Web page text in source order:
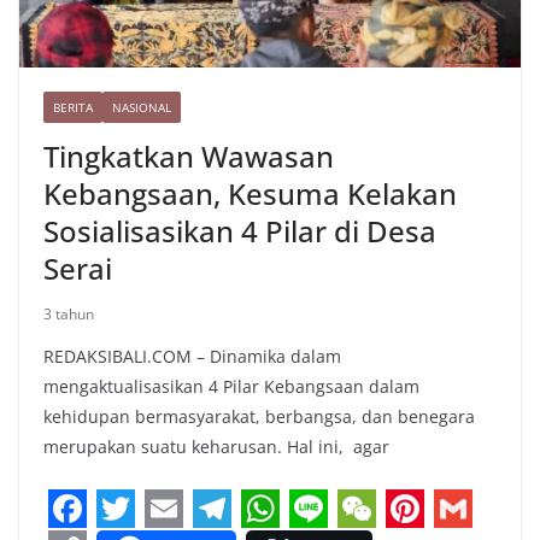
BERITA NASIONAL
Tingkatkan Wawasan
Kebangsaan, Kesuma Kelakan
Sosialisasikan 4 Pilar di Desa
Serai
3 tahun
REDAKSIBALI.COM – Dinamika dalam
mengaktualisasikan 4 Pilar Kebangsaan dalam
kehidupan bermasyarakat, berbangsa, dan benegara
merupakan suatu keharusan. Hal ini, agar